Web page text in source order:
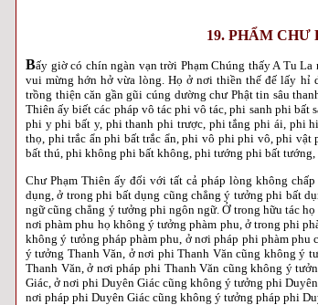
19. PHẨM
Bấy giờ có chín ngàn vạn trời Phạm Chúng thấy A Tu
vui mừng hớn hở vừa lòng. Họ ở nơi thiền thế đế lấy hỉ
trồng thiện căn gần gũi cúng dường chư Phật tin sâu
Thiên ấy biết các pháp vô tác phi vô tác, phi sanh phi
phi y phi bất y, phi thanh phi trược, phi tắng phi ái, phi
thọ, phi trắc ẩn phi bất trắc ẩn, phi vô phi phi vô, phi
bất thú, phi không phi bất không, phi tướng phi bất
Chư Phạm Thiên ấy đối với tất cả pháp lòng không
dụng, ở trong phi bất dụng cũng chẳng ý tưởng phi bất
ngữ cũng chẳng ý tưởng phi ngôn ngữ. Ở trong hữu tác
nơi phàm phu họ không ý tưởng phàm phu, ở trong phi
không ý tưỏng pháp phàm phu, ở nơi pháp phi phàm
ý tưởng Thanh Văn, ở nơi phi Thanh Văn cũng không ý
Thanh Văn, ở nơi pháp phi Thanh Văn cũng không ý
Giác, ở nơi phi Duyên Giác cũng không ý tưởng phi
nơi pháp phi Duyên Giác cũng không ý tưởng pháp phi